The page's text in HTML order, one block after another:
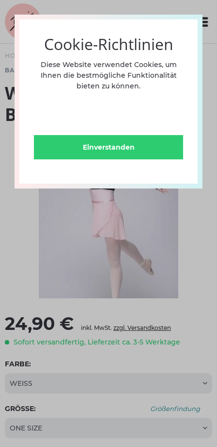
HOME
BALLETTRÖCKE
Wickelrock DPSK002C
BO
24,90 € inkl. MwSt. zzgl. Versandkosten
Sofort versandfertig, Lieferzeit ca. 3-5 Werktage
FARBE:
GRÖSSE: Größenfindung
Cookie-Richtlinien
Diese Website verwendet Cookies, um
Ihnen die bestmögliche Funktionalität
bieten zu können.
Einverstanden